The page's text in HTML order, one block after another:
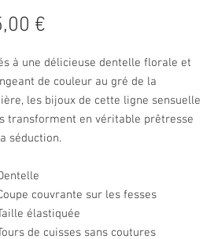
€
à une délicieuse dentelle florale et
de couleur au gré de la
les bijoux de cette ligne sensuelle
transforment en véritable prêtresse
séduction.
couvrante sur les fesses
élastiquée
de cuisses sans coutures